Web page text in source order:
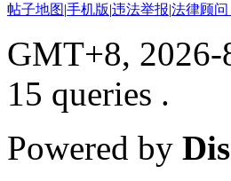
帖子地图|手机版|违法举报|法律顾
GMT+8, 2026-
15 queries .
Powered by